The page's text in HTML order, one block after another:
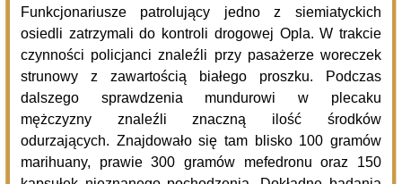
Via Carpatia coraz dłuższa. Kolejny odcinek S19 otwarty
dla kierowców
05.08.2026 Podlasie24
Zmiany kadrowe w powiecie siemiatyckim. Nowe osoby
na kierowniczych stanowiskach